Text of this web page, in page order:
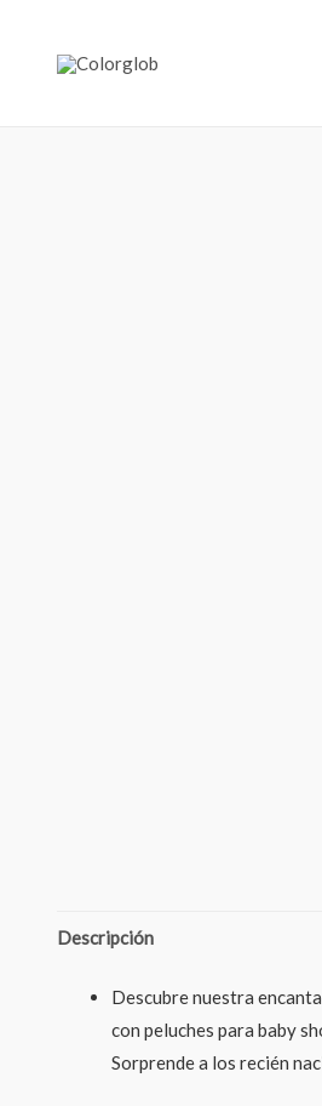
Descripción
Descubre nuestra
con peluches para baby
Sorprende a los recién